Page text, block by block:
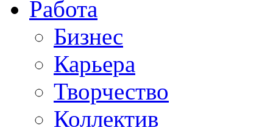
Работа
Бизнес
Карьера
Творчество
Коллектив